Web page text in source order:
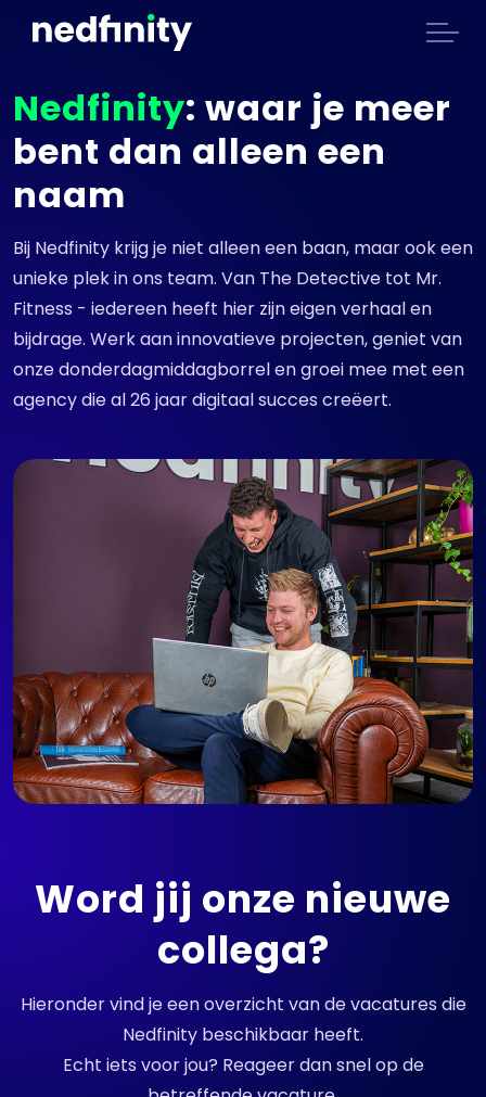
Nedfinity: waar je meer
bent dan alleen een
naam
Bij Nedfinity krijg je niet alleen een baan, maar ook een
unieke plek in ons team. Van The Detective tot Mr.
Fitness - iedereen heeft hier zijn eigen verhaal en
bijdrage. Werk aan innovatieve projecten, geniet van
onze donderdagmiddagborrel en groei mee met een
agency die al 26 jaar digitaal succes creëert.
Word jij onze nieuwe
collega?
Hieronder vind je een overzicht van de vacatures die
Nedfinity beschikbaar heeft.
Echt iets voor jou? Reageer dan snel op de